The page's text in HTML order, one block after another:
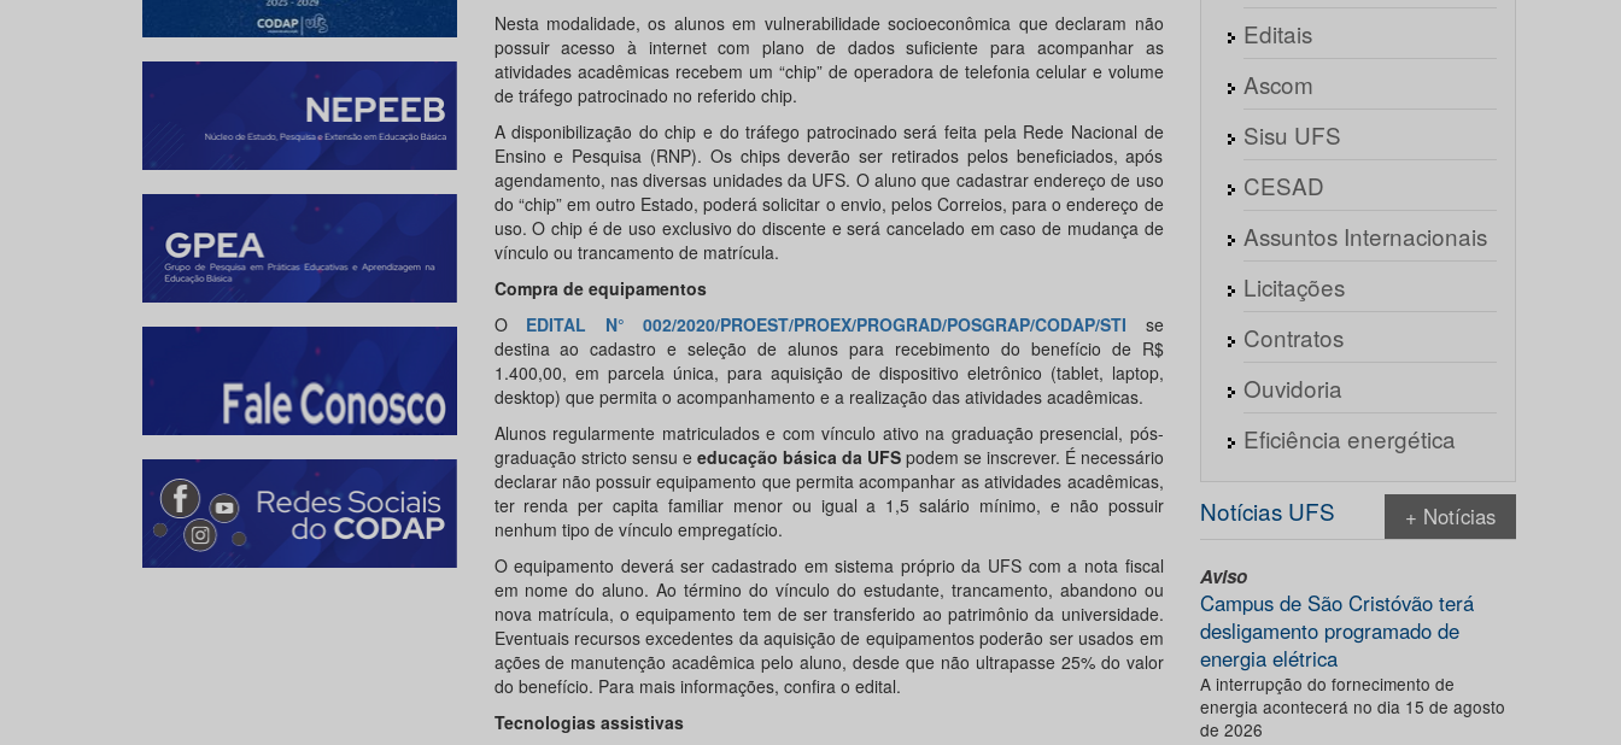
Nesta modalidade, os alunos em vulnerabilidade socioeconômica que declaram não
possuir acesso à internet com plano de dados suficiente para acompanhar as
atividades acadêmicas recebem um “chip” de operadora de telefonia celular e volume
de tráfego patrocinado no referido chip.
A disponibilização do chip e do tráfego patrocinado será feita pela Rede Nacional de
Ensino e Pesquisa (RNP). Os chips deverão ser retirados pelos beneficiados, após
agendamento, nas diversas unidades da UFS. O aluno que cadastrar endereço de uso
do “chip” em outro Estado, poderá solicitar o envio, pelos Correios, para o endereço de
uso. O chip é de uso exclusivo do discente e será cancelado em caso de mudança de
vínculo ou trancamento de matrícula.
Compra de equipamentos
O EDITAL N° 002/2020/PROEST/PROEX/PROGRAD/POSGRAP/CODAP/STI se
destina ao cadastro e seleção de alunos para recebimento do benefício de R$
1.400,00, em parcela única, para aquisição de dispositivo eletrônico (tablet, laptop,
desktop) que permita o acompanhamento e a realização das atividades acadêmicas.
Alunos regularmente matriculados e com vínculo ativo na graduação presencial, pós-
graduação stricto sensu e educação básica da UFSpodem se inscrever. É necessário
declarar não possuir equipamento que permita acompanhar as atividades acadêmicas,
ter renda per capita familiar menor ou igual a 1,5 salário mínimo, e não possuir
nenhum tipo de vínculo empregatício.
O equipamento deverá ser cadastrado em sistema próprio da UFS com a nota fiscal
em nome do aluno. Ao término do vínculo do estudante, trancamento, abandono ou
nova matrícula, o equipamento tem de ser transferido ao patrimônio da universidade.
Eventuais recursos excedentes da aquisição de equipamentos poderão ser usados em
ações de manutenção acadêmica pelo aluno, desde que não ultrapasse 25% do valor
do benefício. Para mais informações, confira o edital.
Tecnologias assistivas
Editais
Ascom
Sisu UFS
CESAD
Assuntos Internacionais
Licitações
Contratos
Ouvidoria
Eficiência energética
Notícias UFS + Notícias
Aviso
Campus de São Cristóvão terá
desligamento programado de
energia elétrica
A interrupção do fornecimento de
energia acontecerá no dia 15 de agosto
de 2026